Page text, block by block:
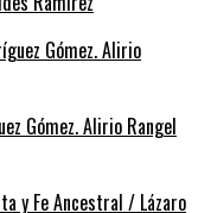
Gómez. Alirio Rangel